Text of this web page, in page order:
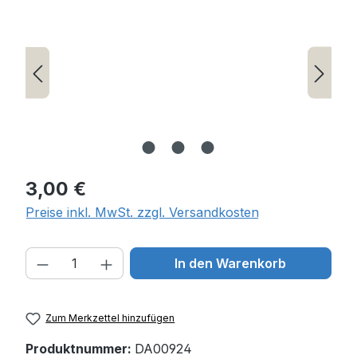
Regulärer Preis:
3,00 €
Preise inkl. MwSt. zzgl. Versandkosten
Produkt Anzahl: Gib den
In den Warenkorb
Zum Merkzettel hinzufügen
Produktnummer: DA00924